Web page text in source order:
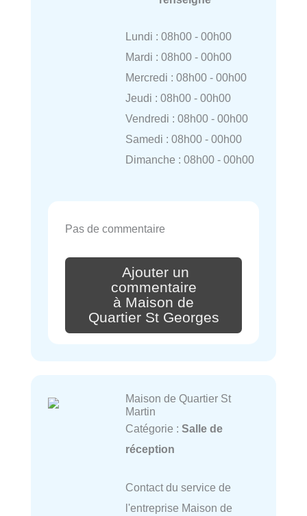
Lundi : 08h00 - 00h00
Mardi : 08h00 - 00h00
Mercredi : 08h00 - 00h00
Jeudi : 08h00 - 00h00
Vendredi : 08h00 - 00h00
Samedi : 08h00 - 00h00
Dimanche : 08h00 - 00h00
Pas de commentaire
Ajouter un
commentaire
à Maison de
Quartier St Georges
Maison de Quartier St
Martin
Catégorie : Salle de
réception
Contact du service de
l'entreprise Maison de